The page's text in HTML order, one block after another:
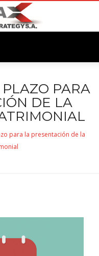
PARA
DE LA
para la presentación de la